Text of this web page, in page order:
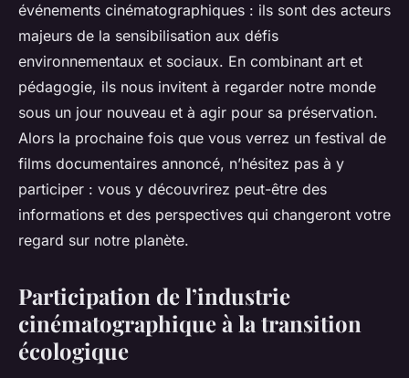
événements cinématographiques : ils sont des acteurs
majeurs de la sensibilisation aux défis
environnementaux et sociaux. En combinant art et
pédagogie, ils nous invitent à regarder notre monde
sous un jour nouveau et à agir pour sa préservation.
Alors la prochaine fois que vous verrez un festival de
films documentaires annoncé, n’hésitez pas à y
participer : vous y découvrirez peut-être des
informations et des perspectives qui changeront votre
regard sur notre planète.
Participation de l’industrie
cinématographique à la transition
écologique